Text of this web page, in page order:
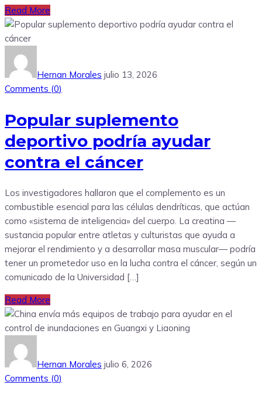
Read More
Hernan Morales julio 13, 2026
Comments (0)
Popular suplemento
deportivo podría ayudar
contra el cáncer
Los investigadores hallaron que el complemento es un
combustible esencial para las células dendríticas, que actúan
como «sistema de inteligencia» del cuerpo. La creatina —
sustancia popular entre atletas y culturistas que ayuda a
mejorar el rendimiento y a desarrollar masa muscular— podría
tener un prometedor uso en la lucha contra el cáncer, según un
comunicado de la Universidad […]
Read More
Hernan Morales julio 6, 2026
Comments (0)